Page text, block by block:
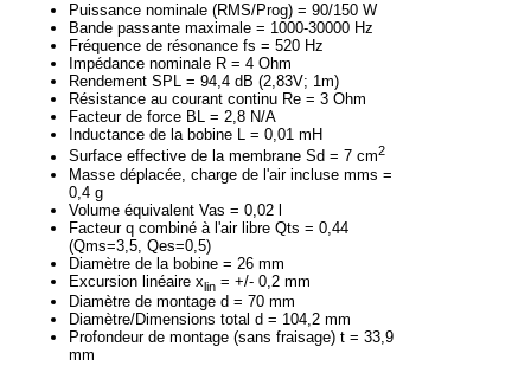
Puissance nominale (RMS/Prog) = 90/150 W
Bande passante maximale = 1000-30000 Hz
Fréquence de résonance fs = 520 Hz
Impédance nominale R = 4 Ohm
Rendement SPL = 94,4 dB (2,83V; 1m)
Résistance au courant continu Re = 3 Ohm
Facteur de force BL = 2,8 N/A
Inductance de la bobine L = 0,01 mH
Surface effective de la membrane Sd = 7 cm2
Masse déplacée, charge de l'air incluse mms =
0,4 g
Volume équivalent Vas = 0,02 l
Facteur q combiné à l'air libre Qts = 0,44
(Qms=3,5, Qes=0,5)
Diamètre de la bobine = 26 mm
Excursion linéaire xlin = +/- 0,2 mm
Diamètre de montage d = 70 mm
Diamètre/Dimensions total d = 104,2 mm
Profondeur de montage (sans fraisage) t = 33,9
mm